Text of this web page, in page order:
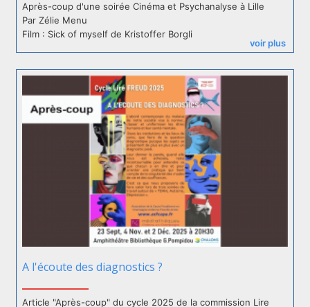
Après-coup d'une soirée Cinéma et Psychanalyse à Lille
Par Zélie Menu
Film : Sick of myself de Kristoffer Borgli
voir plus
A l'écoute des diagnostics ?
Article "Après-coup" du cycle 2025 de la commission Lire